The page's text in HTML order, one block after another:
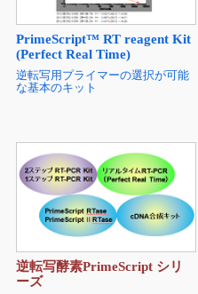
PrimeScript™ RT reagent Kit
(Perfect Real Time)
逆転写用プライマーの選択が可能
な基本のキット
逆転写酵素PrimeScript シリ
ーズ